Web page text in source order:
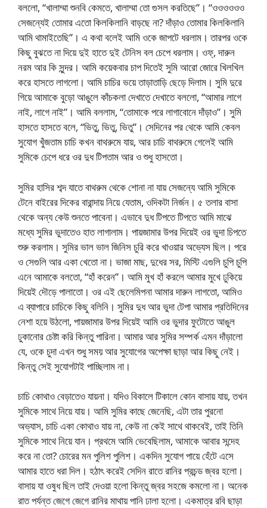
বললো, “খালাম্মা শুনবি কেমতে, খালাম্মা তো গুসল করতিছে”। “ওওওওওও
সেজন্যেই তোমার এতো কিলকিলানি বাড়ছে না? দাঁড়াও তোমার কিলকিলানি
আমি থামাইতেছি”। এ কথা বলেই আমি ওকে জাপটে ধরলাম। তারপর ওকে
কিছু বুঝতে না দিয়ে দুই হাতে দুই টেনিস বল চেপে ধরলাম। ওফ্, দারুন
নরম আর কি সুন্দর। আমি কয়েকবার চাপ দিতেই সুমি আরো জোরে খিলখিল
করে হাসতে লাগলো। আমি চাচির ভয়ে তাড়াতাড়ি ছেড়ে দিলাম। সুমি দুরে
গিয়ে আমাকে বুড়ো আঙুলে কাঁচকলা দেখাতে দেখাতে বললো, “আমার লাগে
নাই, লাগে নাই”। আমি বললাম, “তোমাকে পরে লাগাবোনে দাঁড়াও”। সুমি
হাসতে হাসতে বলে, “ভিতু, ভিতু, ভিতু”। সেদিনের পর থেকে আমি কেবল
সুযোগ খুঁজতাম চাচি কখন বাথরুমে যায়, আর চাচি বাথরুমে গেলেই আমি
সুমিকে চেপে ধরে ওর দুধ টিপতাম আর ও শুধু হাসতো।
সুমির হাসির শব্দ যাতে বাথরুম থেকে শোনা না যায় সেজন্যে আমি সুমিকে
টেনে বাইরের দিকের বারান্দায় নিয়ে যেতাম, ওদিকটা নির্জন। ৫ তলার বাসা
থেকে অন্য কেউ শুনতে পাবেনা। এভাবে দুধ টিপতে টিপতে আমি মাঝে
মধ্যে সুমির ভুদাতেও হাত লাগালাম। পায়জামার উপর দিয়েই ওর ভুদা চিপতে
শুরু করলাম। সুমির ভাল ভাল জিনিস চুরি করে খাওয়ার অভ্যেস ছিল। পরে
ও সেগুলি আর একা খেতো না। ভাজা মাছ, দুধের সর, মিস্টি এগুলি চুপি চুপি
এনে আমাকে বলতো, “হাঁ করেন”। আমি মুখ হাঁ করলে আমার মুখে ঢুকিয়ে
দিয়েই দৌড়ে পালাতো। ওর এই ছেলেমিপনা আমার দারুন লাগতো, আমিও
এ ব্যাপারে চাচিকে কিছু বলিনি। সুমির দুধ আর ভুদা টেপা আমার প্রতিদিনের
নেশা হয়ে উঠলো, পায়জামার উপর দিয়েই আমি ওর ভুদার ফুটোতে আঙুল
ঢুকানোর চেষ্টা করি কিন্তু পারিনা। আমার আর সুমির সম্পর্ক এমন দাঁড়ালো
যে, ওকে চুদা এখন শুধু সময় আর সুযোগের অপেক্ষা ছাড়া আর কিছু নেই।
কিন্তু সেই সুযোগটাই পাচ্ছিলাম না।
চাচি কোথাও বেড়াতেও যায়না। যদিও বিকালে টিকালে কোন বাসায় যায়, তখন
সুমিকে সাথে নিয়ে যায়। আমি সুমির কাছে জেনেছি, এটা তার পুরনো
অভ্যাস, চাচি একা কোথাও যায় না, কেউ না কেই সাথে থাকবেই, তাই তিনি
সুমিকে সাথে নিয়ে যান। প্রথমে আমি ভেবেছিলাম, আমাকে আবার সন্দেহ
করে না তো? চোরের মন পুলিশ পুলিশ। একদিন সুযোগ পায়ে হেঁটে এসে
আমার হাতে ধরা দিল। হঠাৎ করেই সেদিন রাতে রানির প্রচন্ড জ্বর হলো।
বাসায় যা ওষুধ ছিল তাই দেওয়া হলো কিন্তু জ্বর সহজে কমলো না। অনেক
রাত পর্যন্ত জেগে জেগে রানির মাথায় পানি ঢালা হলো। একমাত্র রবি ছাড়া